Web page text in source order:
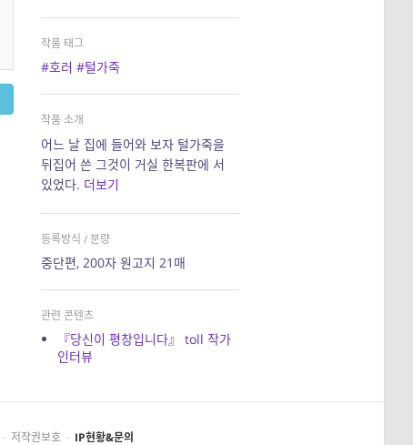
작품 태그
#호러 #털가죽
작품 소개
어느 날 집에 들어와 보자 털가죽을
뒤집어 쓴 그것이 거실 한복판에 서
있었다. 더보기
등록방식 / 분량
중단편, 200자 원고지 21매
관련 콘텐츠
『당신이 평창입니다』 toll 작가
인터뷰
· 저작권보호 · IP현황&문의